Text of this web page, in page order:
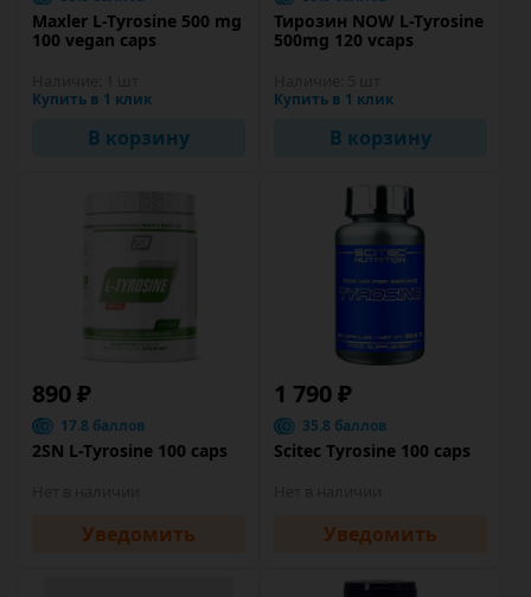
Maxler L-Tyrosine 500 mg
100 vegan caps
Купить в 1 клик
В корзину
Тирозин NOW L-Tyrosine
500mg 120 vcaps
Купить в 1 клик
В корзину
890 ₽
17.8 баллов
2SN L-Tyrosine 100 caps
Уведомить
1 790 ₽
35.8 баллов
Scitec Tyrosine 100 caps
Уведомить